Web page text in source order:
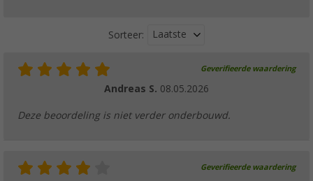
Sorteer: Laatste
Geverifieerde waardering
Andreas S. 08.05.2026
Deze beoordeling is niet verder onderbouwd.
Geverifieerde waardering